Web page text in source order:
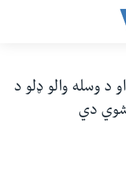
د وسله والو ډلو د
شوي دي